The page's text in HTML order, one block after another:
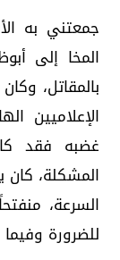
جمعتني به
المخا إلى
بالمقاتل،
الإعلاميين
غضبه فقد
المشكلة،
السرعة،
للضرورة